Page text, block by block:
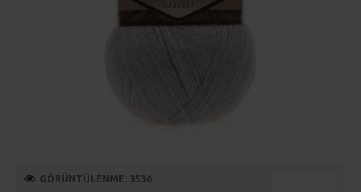
GÖRÜNTÜLENME: 3536